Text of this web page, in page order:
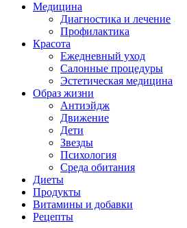
Медицина
Диагностика и лечение
Профилактика
Красота
Ежедневный уход
Салонные процедуры
Эстетическая медицина
Образ жизни
Антиэйдж
Движение
Дети
Звезды
Психология
Среда обитания
Диеты
Продукты
Витамины и добавки
Рецепты